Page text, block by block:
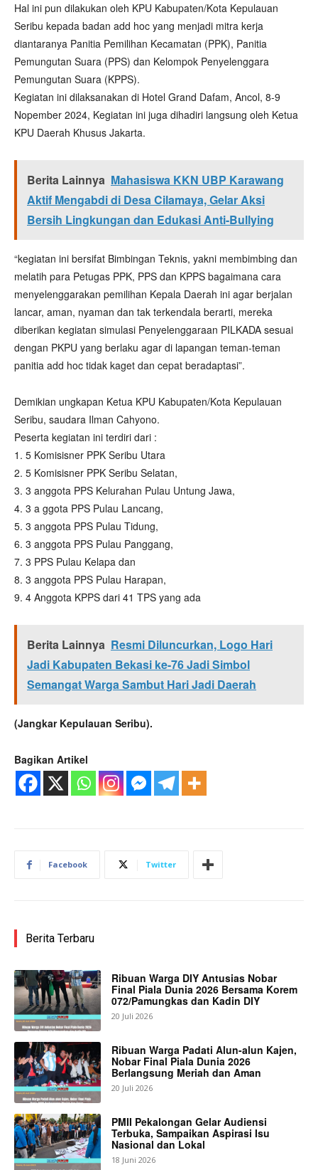
Hal ini pun dilakukan oleh KPU Kabupaten/Kota Kepulauan
Seribu kepada badan add hoc yang menjadi mitra kerja
diantaranya Panitia Pemilihan Kecamatan (PPK), Panitia
Pemungutan Suara (PPS) dan Kelompok Penyelenggara
Pemungutan Suara (KPPS).
Kegiatan ini dilaksanakan di Hotel Grand Dafam, Ancol, 8-9
Nopember 2024, Kegiatan ini juga dihadiri langsung oleh Ketua
KPU Daerah Khusus Jakarta.
Berita Lainnya Mahasiswa KKN UBP Karawang
Aktif Mengabdi di Desa Cilamaya, Gelar Aksi
Bersih Lingkungan dan Edukasi Anti-Bullying
“kegiatan ini bersifat Bimbingan Teknis, yakni membimbing dan
melatih para Petugas PPK, PPS dan KPPS bagaimana cara
menyelenggarakan pemilihan Kepala Daerah ini agar berjalan
lancar, aman, nyaman dan tak terkendala berarti, mereka
diberikan kegiatan simulasi Penyelenggaraan PILKADA sesuai
dengan PKPU yang berlaku agar di lapangan teman-teman
panitia add hoc tidak kaget dan cepat beradaptasi”.
Demikian ungkapan Ketua KPU Kabupaten/Kota Kepulauan
Seribu, saudara Ilman Cahyono.
Peserta kegiatan ini terdiri dari :
1. 5 Komisisner PPK Seribu Utara
2. 5 Komisisner PPK Seribu Selatan,
3. 3 anggota PPS Kelurahan Pulau Untung Jawa,
4. 3 a ggota PPS Pulau Lancang,
5. 3 anggota PPS Pulau Tidung,
6. 3 anggota PPS Pulau Panggang,
7. 3 PPS Pulau Kelapa dan
8. 3 anggota PPS Pulau Harapan,
9. 4 Anggota KPPS dari 41 TPS yang ada
Berita Lainnya Resmi Diluncurkan, Logo Hari
Jadi Kabupaten Bekasi ke-76 Jadi Simbol
Semangat Warga Sambut Hari Jadi Daerah
(Jangkar Kepulauan Seribu).
Bagikan Artikel
Facebook Twitter
Berita Terbaru
Ribuan Warga DIY Antusias Nobar
Final Piala Dunia 2026 Bersama Korem
072/Pamungkas dan Kadin DIY
20 Juli 2026
Ribuan Warga Padati Alun-alun Kajen,
Nobar Final Piala Dunia 2026
Berlangsung Meriah dan Aman
20 Juli 2026
PMII Pekalongan Gelar Audiensi
Terbuka, Sampaikan Aspirasi Isu
Nasional dan Lokal
18 Juni 2026